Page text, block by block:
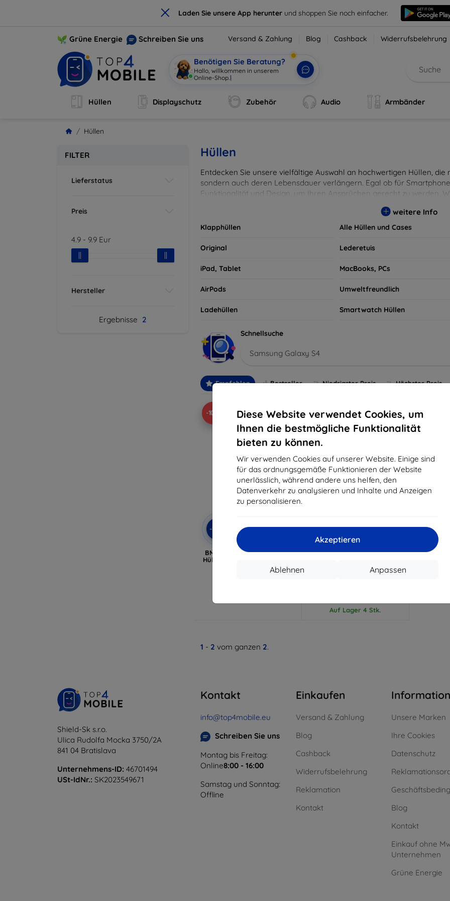
× Laden Sie unsere App herunter und shoppen Sie noch einfacher.
Diese Website verwendet Cookies, um
Ihnen die bestmögliche Funktionalität
bieten zu können.
Wir verwenden Cookies auf unserer Website. Einige sind
für das ordnungsgemäße Funktionieren der Website
unerlässlich, während andere uns helfen, den
Datenverkehr zu analysieren und Inhalte und Anzeigen
zu personalisieren.
Akzeptieren
Anpassen
Ablehnen
Grüne Energie Schreiben Sie uns Versand & Zahlung Blog Cashback Widerrufsbelehrung
Benötigen Sie Beratung?
Hallo, willkommen in unserem
Online-Shop. |
Hüllen Displayschutz Zubehör Audio Armbänder
Hüllen
FILTER
Lieferstatus
Preis
4.9 - 9.9 Eur
Hersteller
Ergebnisse 2
Hüllen
Entdecken Sie unsere vielfältige Auswahl an hochwertigen Hüllen,
sondern auch deren Lebensdauer verlängern. Egal ob für
Funktionalität und Design, um Ihren Ansprüchen gerecht zu werden.
weitere Info
Klapphüllen Alle Hüllen und Cases
Original Lederetuis
iPad, Tablet MacBooks, PCs
AirPods Umweltfreundlich
Ladehüllen Smartwatch Hüllen
Schnellsuche
Samsung Galaxy S4
Empfohlen Bestseller Niedrigster Preis Höchster Preis
-10%
-10%
mit
Gutschein
EXTRA10
BMW - Samsung Galaxy S4
Hülle schwarz (BMHCS4SPL)
-10%
-10%
mit
Gutschein
EXTRA10
ANYMODE Hülle mit
Galaxy S4, PU-Leder, S-
View-Unterstützung,
Auf Lager 4 Stk.
1 - 2 vom ganzen 2.
Shield-Sk s.r.o.
Ulica Rudolfa Mocka 3750/2A
841 04 Bratislava
Unternehmens-ID: 46701494
USt-IdNr.: SK2023549671
Kontakt
info@top4mobile.eu
Schreiben Sie uns
Montag bis Freitag:
Online8:00 - 16:00
Samstag und Sonntag:
Offline
Einkaufen
Versand & Zahlung
Blog
Cashback
Widerrufsbelehrung
Reklamation
Kontakt
Information
Unsere Marken
Ihre Cookies
Datenschutz
Blog
Kontakt
Einkauf ohne
Unternehmen
Grüne Energie